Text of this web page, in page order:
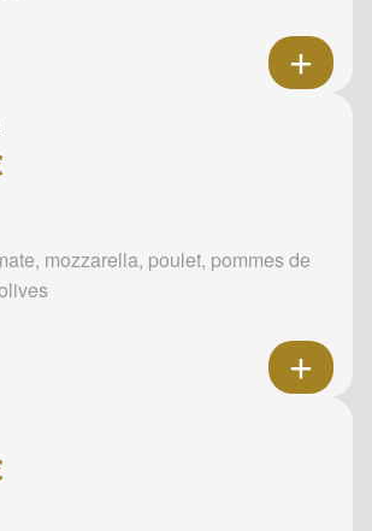
mozzarella, poulet, pommes de